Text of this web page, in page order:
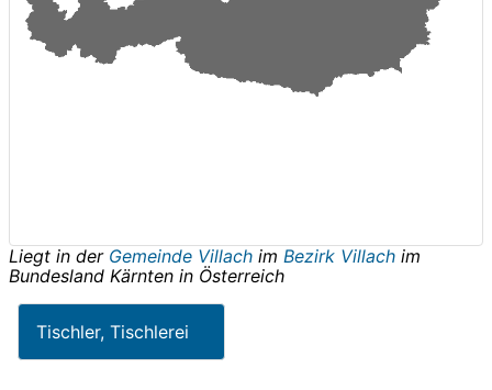
Liegt in der Gemeinde Villach im Bezirk Villach im
Bundesland Kärnten in Österreich
Tischler, Tischlerei